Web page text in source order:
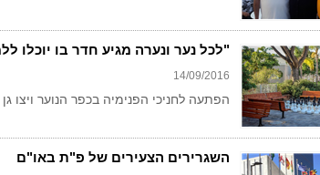
"לכל נער ונערה מגיע חדר בו יוכלו
14/09/2016
הפתעה לחניכי הפנימיה בכפר הנוער ויצו
השגרירים הצעירים של פ"ת באו"ם